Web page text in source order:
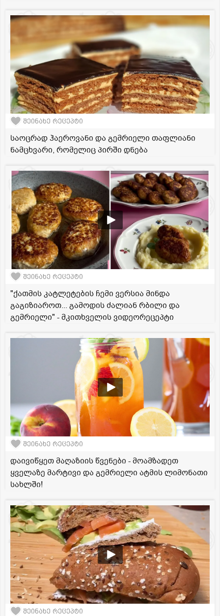
შეინახე რეცეპტი
საოცრად ჰაეროვანი და გემრიელი თაფლიანი
ნამცხვარი, რომელიც პირში დნება
შეინახე რეცეპტი
"ქათმის კატლეტების ჩემი ვერსია მინდა
გაგიზიაროთ... გამოდის ძალიან რბილი და
გემრიელი" - მკითხველის ვიდეორეცეპტი
შეინახე რეცეპტი
დაივიწყეთ მაღაზიის წვენები - მოამზადეთ
ყველაზე მარტივი და გემრიელი ატმის ლიმონათი
სახლში!
შეინახე რეცეპტი